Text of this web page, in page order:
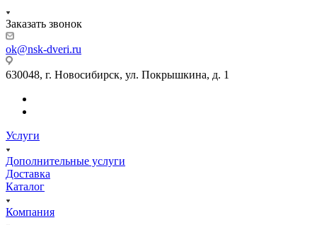
Заказать звонок
ok@nsk-dveri.ru
630048, г. Новосибирск, ул. Покрышкина, д. 1
Услуги
Дополнительные услуги
Доставка
Каталог
Компания